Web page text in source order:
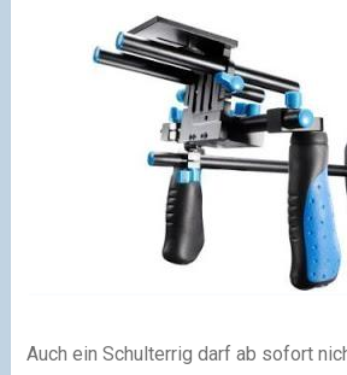
Auch ein Schulterrig darf ab sofort